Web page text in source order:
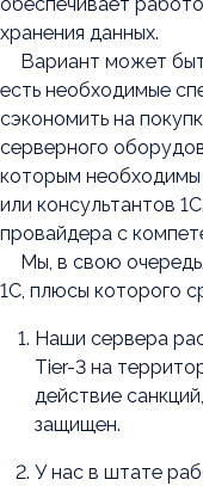
хранения данных.
Вариант может
есть необходимые
сэкономить на
серверного
которым
или консультантов
провайдера с
Мы, в свою
1С, плюсы которого
Наши сервера
Tier-3 на
действие
защищен.
У нас в штате